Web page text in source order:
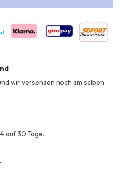
wir versenden noch am selben
auf 30 Tage.